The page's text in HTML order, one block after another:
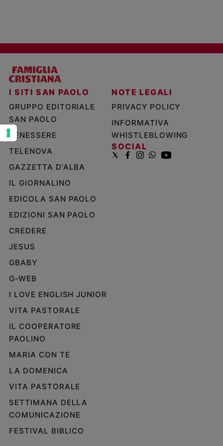
Bioetica
Riflessioni
Foto
Video
Privacy
Policy
Chi
siamo
Pubblicità
Registrati
Redazione
Social
I SITI SAN PAOLO
GRUPPO EDITORIALE
SAN PAOLO
BENESSERE
TELENOVA
GAZZETTA D'ALBA
IL GIORNALINO
EDICOLA SAN PAOLO
EDIZIONI SAN PAOLO
CREDERE
JESUS
GBABY
G-WEB
I LOVE ENGLISH JUNIOR
VITA PASTORALE
IL COOPERATORE
PAOLINO
MARIA CON TE
LA DOMENICA
VITA PASTORALE
SETTIMANA DELLA
COMUNICAZIONE
FESTIVAL BIBLICO
NOTE LEGALI
PRIVACY POLICY
INFORMATIVA
WHISTLEBLOWING
SOCIAL